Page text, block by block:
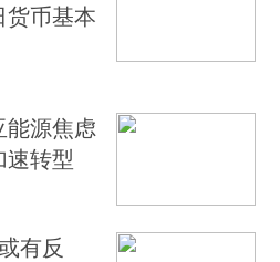
货币基本
能源焦虑
速转型
有反